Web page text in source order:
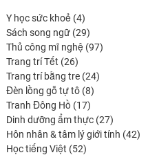
Y học sức khoẻ 44
produits
Sách song ngữ 2929
produits
Thủ công mĩ nghệ 9797
Trang trí Tết 2626
produits
Trang trí bằng tre 2424
Đèn lồng gỗ tự tô 88
produits
Tranh Đông Hồ 1717
produits
Dinh dưỡng ẩm thực 2727
produits
Hôn nhân & tâm lý giới tính 4242
Học tiếng Việt 5252